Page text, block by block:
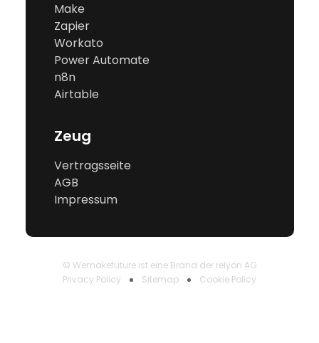
Make
Zapier
Workato
Power Automate
n8n
Airtable
Zeug
Vertragsseite
AGB
Impressum
© Wemakefuture ist eine Brand der relyon AG
Privacy Policy
Sitemap Cookie Policy